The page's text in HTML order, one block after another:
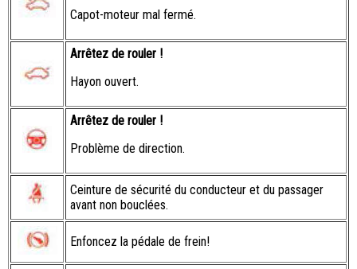
Capot-moteur mal fermé.
Arrêtez de rouler !
Hayon ouvert.
Arrêtez de rouler !
Problème de direction.
Ceinture de sécurité du conducteur et du passager
avant non bouclées.
Enfoncez la pédale de frein!